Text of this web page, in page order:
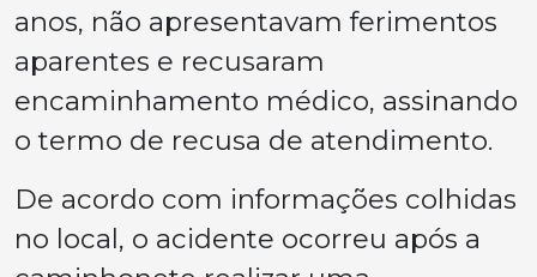
anos, não apresentavam ferimentos
aparentes e recusaram
encaminhamento médico, assinando
o termo de recusa de atendimento.
De acordo com informações colhidas
no local, o acidente ocorreu após a